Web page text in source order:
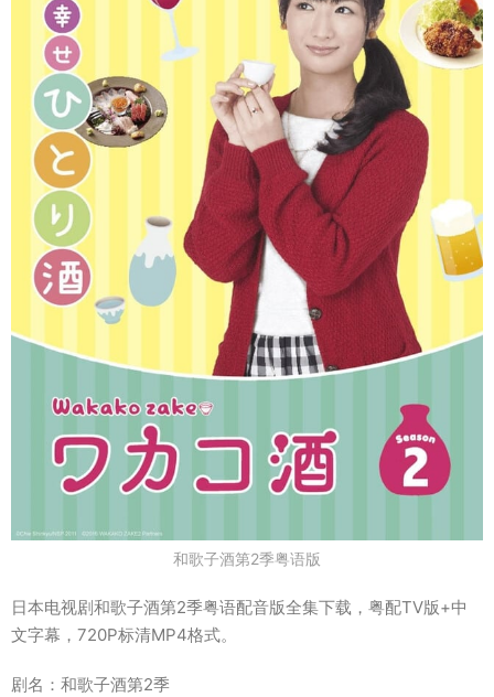
和歌子酒第2季粤语版
日本电视剧和歌子酒第2季粤语配音版全集下载，粤配TV版+中
文字幕，720P标清MP4格式。
剧名：和歌子酒第2季